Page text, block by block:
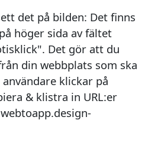
det på bilden: Det finns
höger sida av fältet
Det gör att du
din webbplats som ska
klickar på
& klistra in URL:er